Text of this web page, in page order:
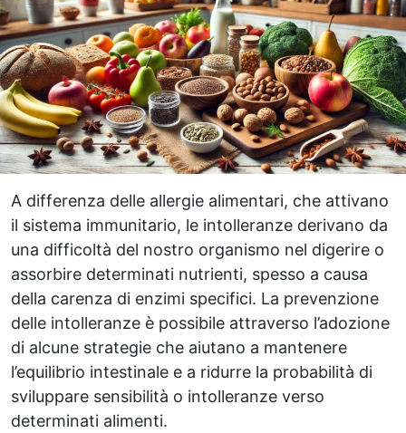
A differenza delle allergie alimentari, che attivano
il sistema immunitario, le intolleranze derivano da
una difficoltà del nostro organismo nel digerire o
assorbire determinati nutrienti, spesso a causa
della carenza di enzimi specifici. La prevenzione
delle intolleranze è possibile attraverso l’adozione
di alcune strategie che aiutano a mantenere
l’equilibrio intestinale e a ridurre la probabilità di
sviluppare sensibilità o intolleranze verso
determinati alimenti.